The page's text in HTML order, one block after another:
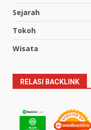
Sejarah
Tokoh
Wisata
RELASI BACKLINK